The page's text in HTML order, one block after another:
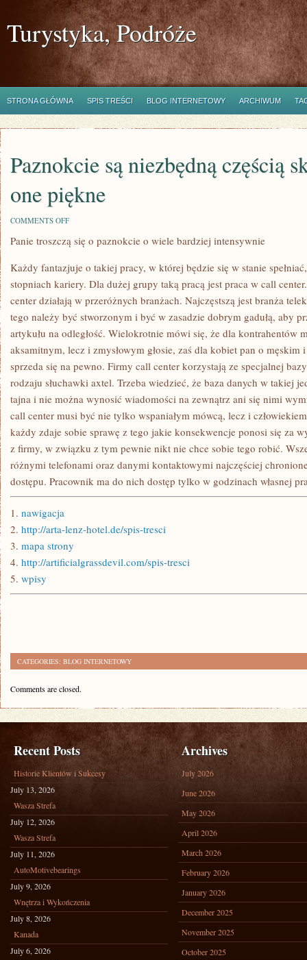
Turystyka, Podróże
STRONA GŁÓWNA SPIS TREŚCI BLOG INTERNETOWY ARCHIWUM
Paznokcie są niezbędną częścią
one piękne
COMMENTS OFFON
SĄ
NIEZBĘDNĄ
SKÓRY
–
ŻEBY
BYŁY
ONE
PIĘKNE
Panie troszczą się o paznokcie o wiele bardziej intensywnie
Każdy fantazjuje o takiej pracy, w której będzie się w stanie
stopniach kariery. Dla dużej grupy taką pracą jest praca w call
center działają w przeróżnych branżach. Najczęstszą jest branża
tego należy być stworzonym i być w zasadzie dobrym gadułą, aby
artykułu na odległość. Wielokrotnie mówi się, że dla kontrahentów
aksamitnym, lecz i zmysłowym głosie, zaś dla kobiet pan o
sprzeda się na pewno. Firmy call center korzystają ze specjalnej
rodzaju słuchawki axtel. Trzeba wiedzieć, że baza danych w takiej
tajna i nie można wynosić wiadomości na zewnątrz ani się nimi
call center musi być nie tylko wspaniałym mówcą, lecz i
każdy zdaje sobie sprawę z tego jakie konsekwencje ponosi się za
z firmy, w związku z tym pewnie nikt nie chce sobie tego robić.
różnymi telefonami oraz danymi kontaktowymi najczęściej
dostępu. Pracownik ma do nich dostęp tylko w godzinach własnej
1. nawigacja
2. http://arta-lenz-hotel.de/spis-tresci
3. mapa strony
4. http://artificialgrassdevil.com/spis-tresci
5. wpisy
CATEGORIES: BLOG INTERNETOWY
Comments are closed.
Recent Posts
Historie Klientów i Sukcesy
July 13, 2026
Wasza Strefa
July 12, 2026
Wasza Strefa
July 11, 2026
AutoMotivebearings
July 9, 2026
Wnętrza i Wykończenia
July 8, 2026
Kanada
July 6, 2026
Archives
July 2026
June 2026
May 2026
April 2026
March 2026
February 2026
January 2026
December 2025
November 2025
October 2025